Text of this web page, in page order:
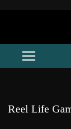
Reel Life